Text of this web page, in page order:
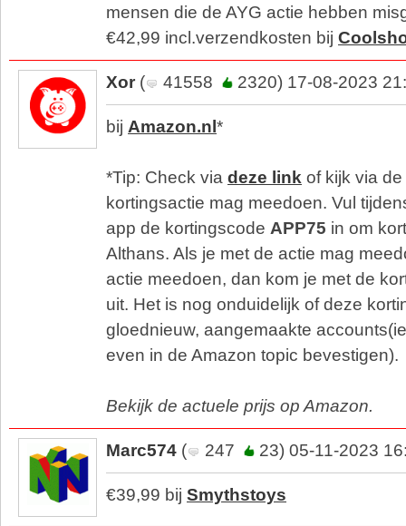
mensen die de AYG actie hebben
€42,99 incl.verzendkosten bij
Xor ( 41558 2320) 17-08-2023
bij Amazon.nl *
*Tip: Check via deze link of kijk via
kortingsactie mag meedoen. Vul
app de kortingscode APP75 in om
Althans. Als je met de actie mag
actie meedoen, dan kom je met de
uit. Het is nog onduidelijk of deze
gloednieuw, aangemaakte
even in de Amazon topic bevestigen).
Bekijk de actuele prijs op Amazon.
Marc574 ( 247 23) 05-11-2023
€39,99 bij Smythstoys